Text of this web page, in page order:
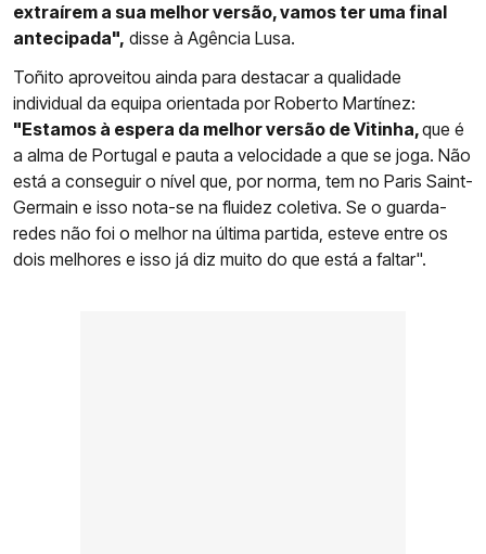
extraírem a sua melhor versão, vamos ter uma final
antecipada", disse à Agência Lusa.
Toñito aproveitou ainda para destacar a qualidade
individual da equipa orientada por Roberto Martínez:
"Estamos à espera da melhor versão de Vitinha,que é
a alma de Portugal e pauta a velocidade a que se joga. Não
está a conseguir o nível que, por norma, tem no Paris Saint-
Germain e isso nota-se na fluidez coletiva. Se o guarda-
redes não foi o melhor na última partida, esteve entre os
dois melhores e isso já diz muito do que está a faltar".